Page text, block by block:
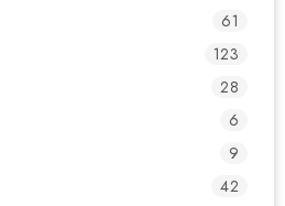
61
123
28
6
9
42